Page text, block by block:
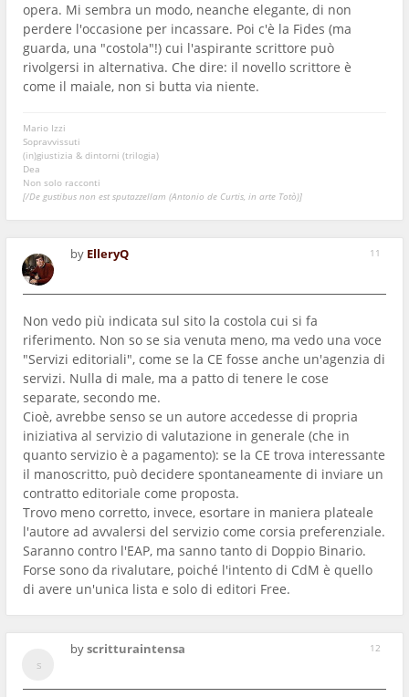
opera. Mi sembra un modo, neanche elegante, di non
perdere l'occasione per incassare. Poi c'è la Fides (ma
guarda, una "costola"!) cui l'aspirante scrittore può
rivolgersi in alternativa. Che dire: il novello scrittore è
come il maiale, non si butta via niente.
Mario Izzi
Sopravvissuti
(in)giustizia & dintorni (trilogia)
Dea
Non solo racconti
[/De gustibus non est sputazzellam (Antonio de Curtis, in arte Totò)]
11
by ElleryQ
Non vedo più indicata sul sito la costola cui si fa
riferimento. Non so se sia venuta meno, ma vedo una voce
"Servizi editoriali", come se la CE fosse anche un'agenzia di
servizi. Nulla di male, ma a patto di tenere le cose
separate, secondo me.
Cioè, avrebbe senso se un autore accedesse di propria
iniziativa al servizio di valutazione in generale (che in
quanto servizio è a pagamento): se la CE trova interessante
il manoscritto, può decidere spontaneamente di inviare un
contratto editoriale come proposta.
Trovo meno corretto, invece, esortare in maniera plateale
l'autore ad avvalersi del servizio come corsia preferenziale.
Saranno contro l'EAP, ma sanno tanto di Doppio Binario.
Forse sono da rivalutare, poiché l'intento di CdM è quello
di avere un'unica lista e solo di editori Free.
12
byscritturaintensa